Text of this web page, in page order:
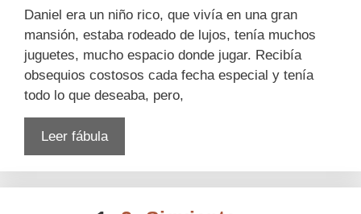
Daniel era un niño rico, que vivía en una gran
mansión, estaba rodeado de lujos, tenía muchos
juguetes, mucho espacio donde jugar. Recibía
obsequios costosos cada fecha especial y tenía
todo lo que deseaba, pero,
Leer fábula